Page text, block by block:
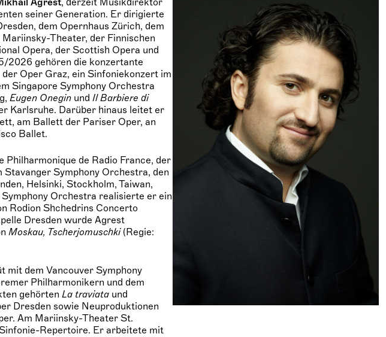
Agrest, derzeit Musikdirektor
seiner Generation. Er dirigierte
dem Opernhaus Zürich, dem
Theater, der Finnischen
Opera, der Scottish Opera und
2026 gehören die konzertante
Oper Graz, ein Sinfoniekonzert im
Singapore Symphony Orchestra
Eugen Onegin undIl Barbiere di
Karlsruhe. Darüber hinaus leitet er
am Ballett der Pariser Oper, an
Ballet.
de Radio France, der
Symphony Orchestra, den
Helsinki, Stockholm, Taiwan,
Orchestra realisierte er ein
Rodion Shchedrins Concerto
Dresden wurde Agrest
Moskau, Tscherjomuschki(Regie:
mit dem Vancouver Symphony
Philharmonikern und dem
gehörtenLa traviata und
Dresden sowie Neuproduktionen
Am Mariinsky-Theater St.
Repertoire. Er arbeitete mit